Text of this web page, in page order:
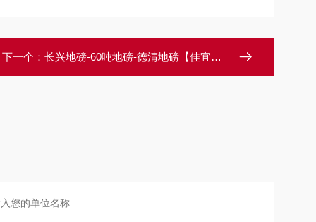
下一个： 长兴地磅-60吨地磅-德清地磅【佳宜电子】